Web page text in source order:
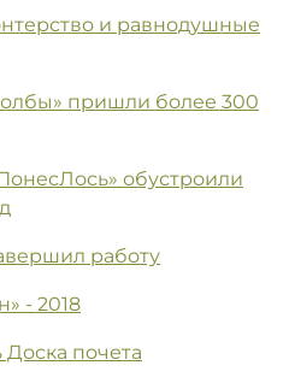
и равнодушные
пришли более 300
обустроили
работу
- 2018
Доска почета